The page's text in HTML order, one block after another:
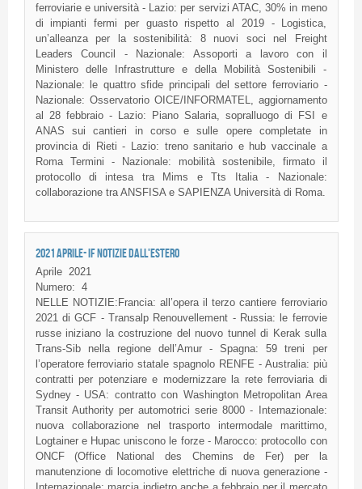
ferroviarie e università - Lazio: per servizi ATAC, 30% in meno
di impianti fermi per guasto rispetto al 2019 - Logistica,
un’alleanza per la sostenibilità: 8 nuovi soci nel Freight
Leaders Council - Nazionale: Assoporti a lavoro con il
Ministero delle Infrastrutture e della Mobilità Sostenibili -
Nazionale: le quattro sfide principali del settore ferroviario -
Nazionale: Osservatorio OICE/INFORMATEL, aggiornamento
al 28 febbraio - Lazio: Piano Salaria, sopralluogo di FSI e
ANAS sui cantieri in corso e sulle opere completate in
provincia di Rieti - Lazio: treno sanitario e hub vaccinale a
Roma Termini - Nazionale: mobilità sostenibile, firmato il
protocollo di intesa tra Mims e Tts Italia - Nazionale:
collaborazione tra ANSFISA e SAPIENZA Università di Roma.
2021 APRILE- IF NOTIZIE DALL'ESTERO
Aprile 2021
Numero: 4
NELLE NOTIZIE:Francia: all’opera il terzo cantiere ferroviario
2021 di GCF - Transalp Renouvellement - Russia: le ferrovie
russe iniziano la costruzione del nuovo tunnel di Kerak sulla
Trans-Sib nella regione dell’Amur - Spagna: 59 treni per
l’operatore ferroviario statale spagnolo RENFE - Australia: più
contratti per potenziare e modernizzare la rete ferroviaria di
Sydney - USA: contratto con Washington Metropolitan Area
Transit Authority per automotrici serie 8000 - Internazionale:
nuova collaborazione nel trasporto intermodale marittimo,
Logtainer e Hupac uniscono le forze - Marocco: protocollo con
ONCF (Office National des Chemins de Fer) per la
manutenzione di locomotive elettriche di nuova generazione -